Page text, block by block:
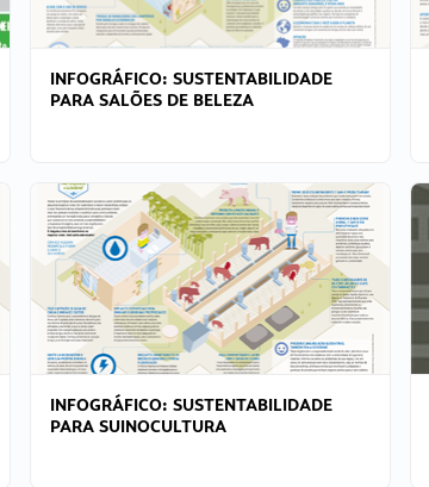
INFOGRÁFICO: SUSTENTABILIDADE
PARA SALÕES DE BELEZA
INFOGRÁFICO: SUSTENTABILIDADE
PARA SUINOCULTURA